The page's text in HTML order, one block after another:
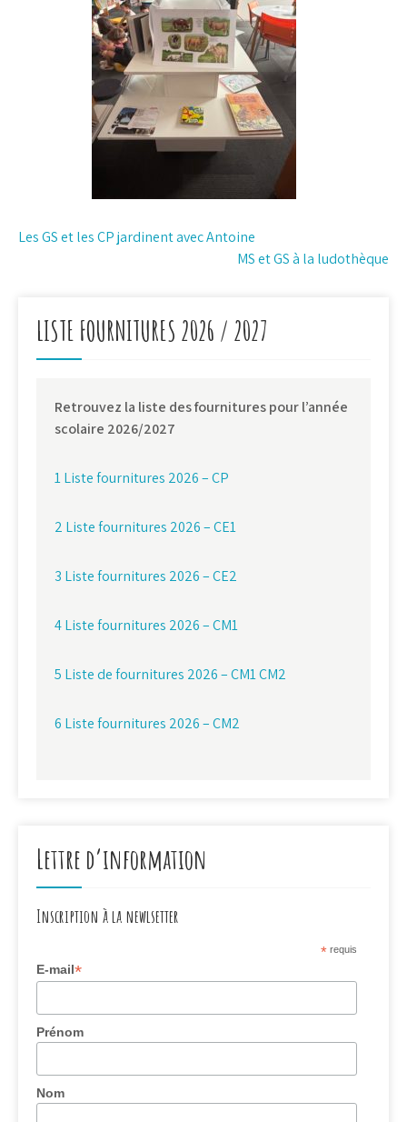
Navigation
l’article
Les GS et les CP jardinent avec Antoine
MS et GS à la ludothèque
LISTE FOURNITURES 2026 / 2027
Retrouvez la liste des fournitures pour l’année
scolaire 2026/2027
1 Liste fournitures 2026 – CP
2 Liste fournitures 2026 – CE1
3 Liste fournitures 2026 – CE2
4 Liste fournitures 2026 – CM1
5 Liste de fournitures 2026 – CM1 CM2
6 Liste fournitures 2026 – CM2
Lettre d’information
Inscription à la newlsetter
* requis
E-mail*
Prénom
Nom